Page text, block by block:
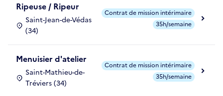
Ripeuse / Ripeur
Saint-Jean-de-Védas
(34)
Contrat de mission intérimaire
35h/semaine
Menuisier d'atelier
Saint-Mathieu-de-
Tréviers (34)
Contrat de mission intérimaire
35h/semaine